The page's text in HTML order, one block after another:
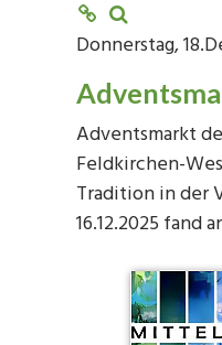
Donnerstag,
Adventsmarkt
Feldkirchen-
Tradition in der
16.12.2025 fand